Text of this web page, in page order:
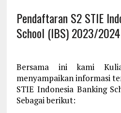
Pendaftaran S2 STIE
School (IBS) 2023/2024
Bersama ini kami
menyampaikan informasi
STIE Indonesia Banking
Sebagai berikut: